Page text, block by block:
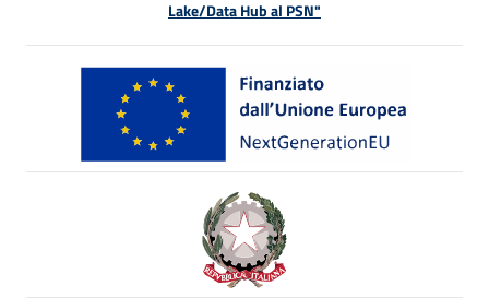
Lake/Data Hub al PSN"